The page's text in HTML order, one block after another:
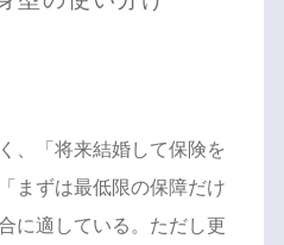
、「将来結婚して保険を
まずは最低限の保障だけ
に適している。ただし更